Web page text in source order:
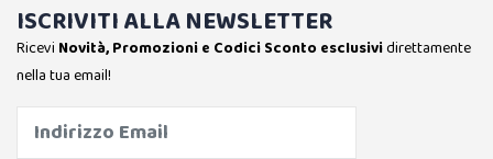
ISCRIVITI ALLA NEWSLETTER
Ricevi Novità, Promozioni e Codici Sconto esclusividirettamente
nella tua email!